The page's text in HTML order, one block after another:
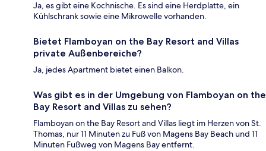
Ja, es gibt eine Kochnische. Es sind eine Herdplatte, ein
Kühlschrank sowie eine Mikrowelle vorhanden.
Bietet Flamboyan on the Bay Resort and Villas
private Außenbereiche?
Ja, jedes Apartment bietet einen Balkon.
Was gibt es in der Umgebung von Flamboyan on the
Bay Resort and Villas zu sehen?
Flamboyan on the Bay Resort and Villas liegt im Herzen von St.
Thomas, nur 11 Minuten zu Fuß von Magens Bay Beach und 11
Minuten Fußweg von Magens Bay entfernt.